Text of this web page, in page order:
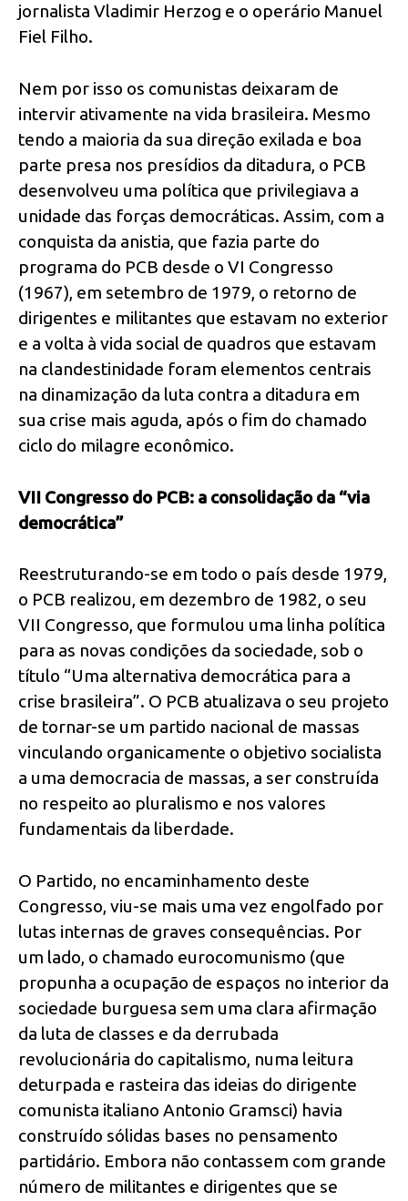
jornalista Vladimir Herzog e o operário Manuel
Fiel Filho.
Nem por isso os comunistas deixaram de
intervir ativamente na vida brasileira. Mesmo
tendo a maioria da sua direção exilada e boa
parte presa nos presídios da ditadura, o PCB
desenvolveu uma política que privilegiava a
unidade das forças democráticas. Assim, com a
conquista da anistia, que fazia parte do
programa do PCB desde o VI Congresso
(1967), em setembro de 1979, o retorno de
dirigentes e militantes que estavam no exterior
e a volta à vida social de quadros que estavam
na clandestinidade foram elementos centrais
na dinamização da luta contra a ditadura em
sua crise mais aguda, após o fim do chamado
ciclo do milagre econômico.
VII Congresso do PCB: a consolidação da “via
democrática”
Reestruturando-se em todo o país desde 1979,
o PCB realizou, em dezembro de 1982, o seu
VII Congresso, que formulou uma linha política
para as novas condições da sociedade, sob o
título “Uma alternativa democrática para a
crise brasileira”. O PCB atualizava o seu projeto
de tornar-se um partido nacional de massas
vinculando organicamente o objetivo socialista
a uma democracia de massas, a ser construída
no respeito ao pluralismo e nos valores
fundamentais da liberdade.
O Partido, no encaminhamento deste
Congresso, viu-se mais uma vez engolfado por
lutas internas de graves consequências. Por
um lado, o chamado eurocomunismo (que
propunha a ocupação de espaços no interior da
sociedade burguesa sem uma clara afirmação
da luta de classes e da derrubada
revolucionária do capitalismo, numa leitura
deturpada e rasteira das ideias do dirigente
comunista italiano Antonio Gramsci) havia
construído sólidas bases no pensamento
partidário. Embora não contassem com grande
número de militantes e dirigentes que se